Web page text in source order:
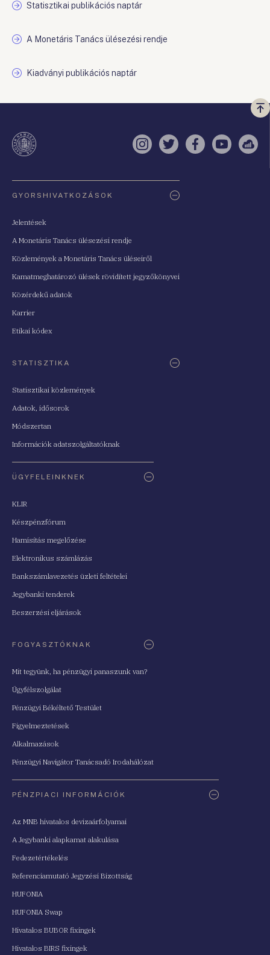
Statisztikai publikációs naptár
A Monetáris Tanács ülésezési rendje
Kiadványi publikációs naptár
a
Instagram
TwitterFacebook
YouTube
GYORSHIVATKOZÁSOK
Jelentések
A Monetáris Tanács ülésezési rendje
Közlemények a Monetáris Tanács üléseiről
Kamatmeghatározó ülések rövidített jegyzőkönyvei
Közérdekű adatok
Karrier
Etikai kódex
STATISZTIKA
Statisztikai közlemények
Adatok, idősorok
Módszertan
Információk adatszolgáltatóknak
ÜGYFELEINKNEK
KLIR
Készpénzfórum
Hamisítás megelőzése
Elektronikus számlázás
Bankszámlavezetés üzleti feltételei
Jegybanki tenderek
Beszerzési eljárások
FOGYASZTÓKNAK
Mit tegyünk, ha pénzügyi panaszunk van?
Ügyfélszolgálat
Pénzügyi Békéltető Testület
Figyelmeztetések
Alkalmazások
Pénzügyi Navigátor Tanácsadó Irodahálózat
PÉNZPIACI INFORMÁCIÓK
Az MNB hivatalos devizaárfolyamai
A Jegybanki alapkamat alakulása
Fedezetértékelés
Referenciamutató Jegyzési Bizottság
HUFONIA
HUFONIA Swap
Hivatalos BUBOR fixingek
Hivatalos BIRS fixingek